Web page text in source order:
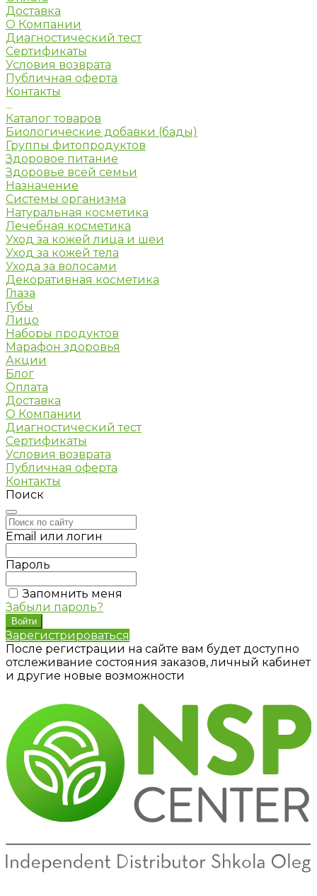
Доставка
О Компании
Диагностический тест
Сертификаты
Условия возврата
Публичная оферта
Контакты
...
Каталог товаров
Биологические добавки (бады)
Группы фитопродуктов
Здоровое питание
Здоровье всей семьи
Назначение
Системы организма
Натуральная косметика
Лечебная косметика
Уход за кожей лица и шеи
Уход за кожей тела
Ухода за волосами
Декоративная косметика
Глаза
Губы
Лицо
Наборы продуктов
Марафон здоровья
Акции
Блог
Оплата
Доставка
О Компании
Диагностический тест
Сертификаты
Условия возврата
Публичная оферта
Контакты
Поиск
Email или логин
Пароль
Запомнить меня
Забыли пароль?
Зарегистрироваться
После регистрации на сайте вам будет доступно
отслеживание состояния заказов, личный кабинет
и другие новые возможности